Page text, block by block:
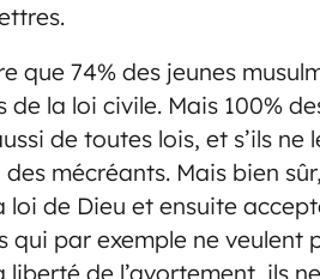
que 74% des jeunes
la loi civile. Mais 100%
de toutes lois, et s’ils ne
mécréants. Mais bien
de Dieu et ensuite
qui par exemple ne veulent
de l’avortement, ils